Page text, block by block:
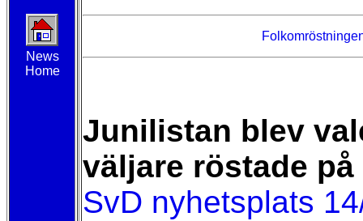
News
Home
Junilistan blev
väljare röstade
SvD nyhetsplats